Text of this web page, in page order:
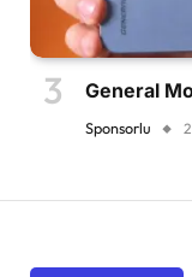
General
Sponsorlu